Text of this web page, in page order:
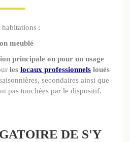
habitations :
meublé
principale ou pour un usage
les locaux professionnels loués
secondaires ainsi que
pas touchées par le dispositif.
DE S'Y